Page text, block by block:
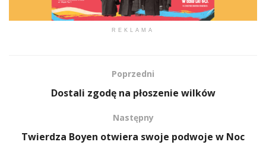
REKLAMA
Poprzedni
Dostali zgodę na płoszenie wilków
Następny
Twierdza Boyen otwiera swoje podwoje w Noc